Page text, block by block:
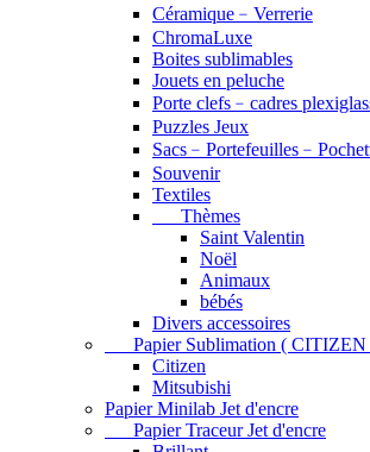
Céramique﹣Verrerie
ChromaLuxe
Boites sublimables
Jouets en peluche
Porte clefs﹣cadres
Puzzles Jeux
Souvenir
Textiles
Thèmes
Saint Valentin
Noël
Animaux
bébés
Divers accessoires
Papier Sublimation (
Citizen
Mitsubishi
Papier Minilab Jet d'encre
Papier Traceur Jet d'encre